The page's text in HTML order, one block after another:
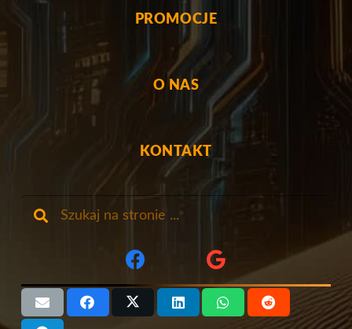
PROMOCJE
O NAS
KONTAKT